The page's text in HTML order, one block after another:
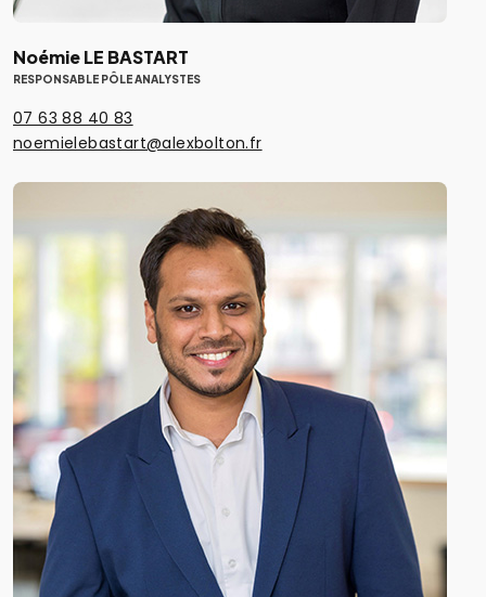
Noémie LE BASTART
RESPONSABLE PÔLE ANALYSTES
07 63 88 40 83
noemielebastart@alexbolton.fr